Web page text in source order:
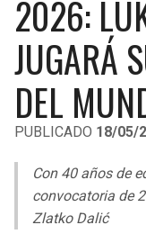
LIGA DE EXPANSIÓN
LEAGUES CUP
UEFA EUROPA LEAGUE
UEFA CONFERENCE
MLS
COPA LIBERTADORES
COPA SUDAMERICANA
LIGA BETPLAY
RAIDERS
CHARGERS
RAVENS
CAVALIERS
PISTONS
PACERS
2026:
JUGARÁ
DEL
PUBLICADO 18/05/
Con 40 años de
convocatoria de
Zlatko Dalić